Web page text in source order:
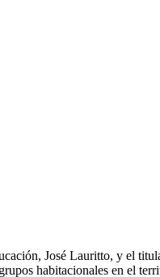
José Lauritto, y el
habitacionales en el